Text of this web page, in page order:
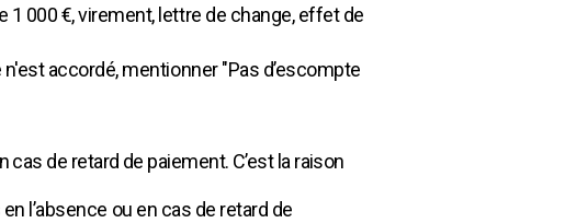
000 €, virement, lettre de change, effet de
accordé, mentionner "Pas d’escompte
de retard de paiement. C’est la raison
l’absence ou en cas de retard de